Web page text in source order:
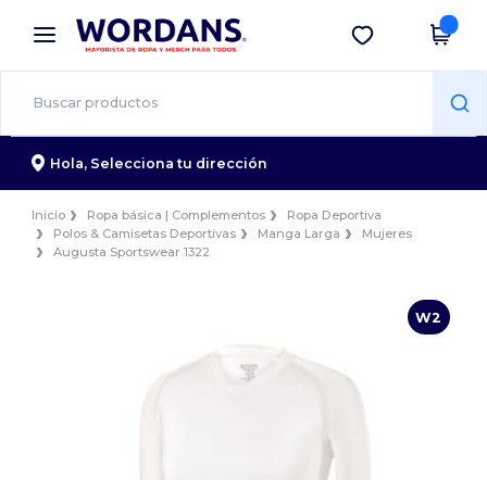
× App de Wordans
¡Mejores precios en app!
Descargar app
Hola, Selecciona tu dirección
Inicio Ropa básica | Complementos
Ropa Deportiva
Polos & Camisetas Deportivas
Manga Larga
Mujeres
Augusta Sportswear 1322
W2